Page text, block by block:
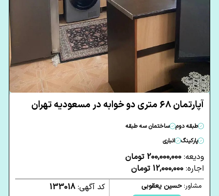
آپارتمان 68 متری دو خوابه در مسعودیه تهران
طبقه دوم
ساختمان سه طبقه
پارکینگ
انباری
ودیعه: 200,000,000 تومان
اجاره: 12,000,000 تومان
مشاور:حسین یعقوبی
کد آگهی: 133018